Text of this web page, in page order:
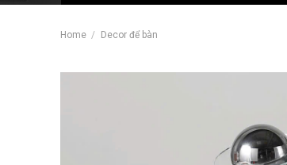
Home / Decor để bàn